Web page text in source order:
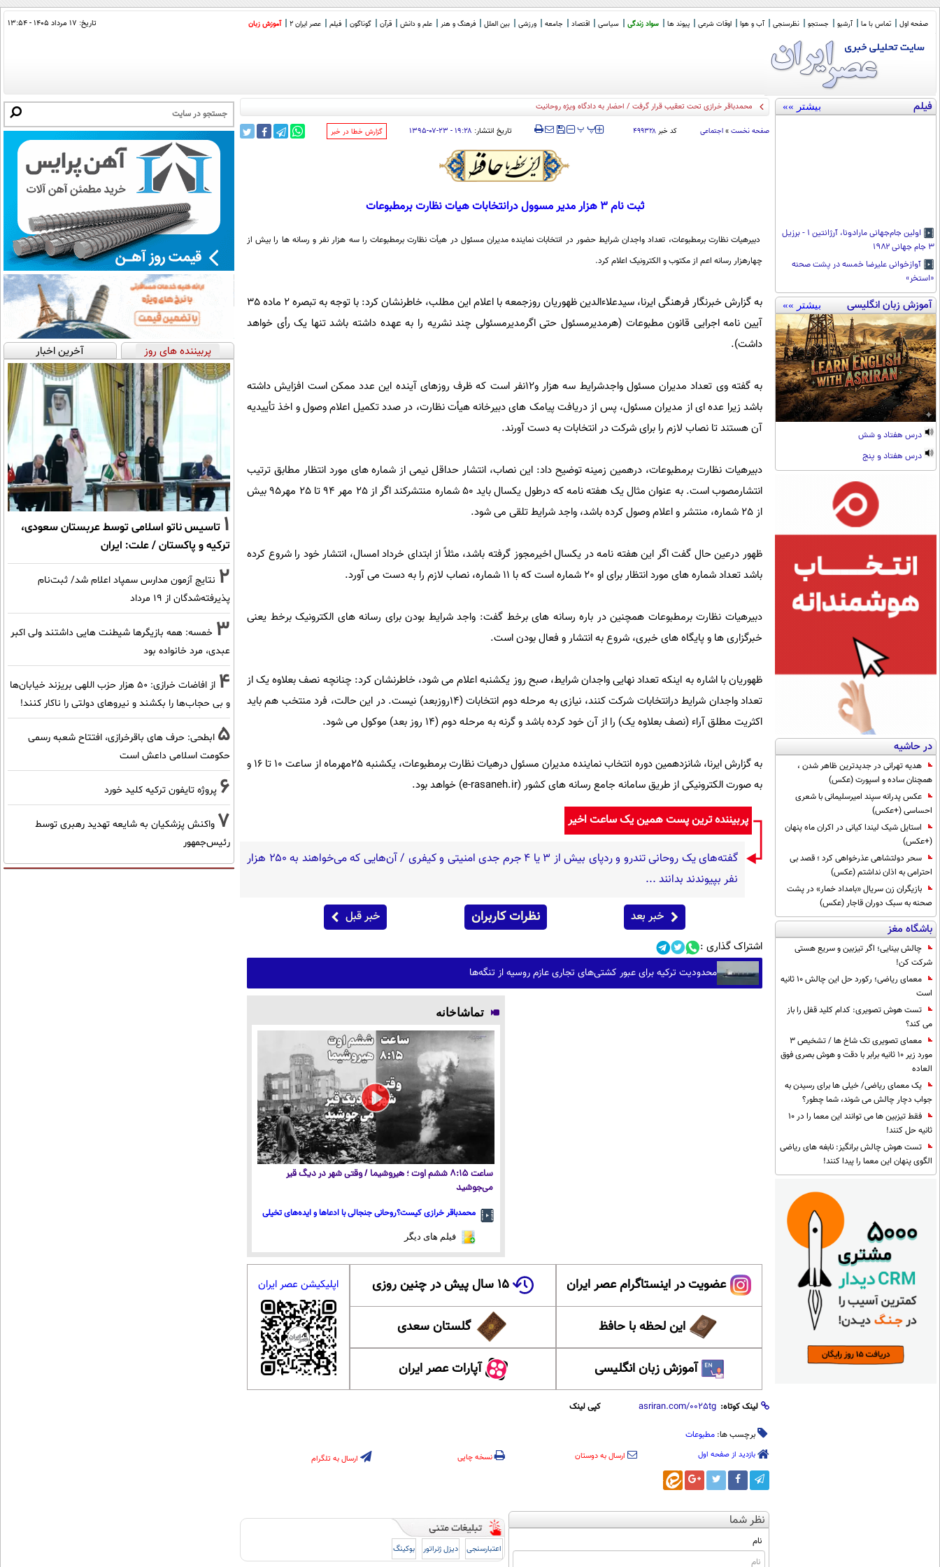
صفحه اول تماس با ما آرشیو جستجو نظرسنجی آب و هوا اوقات شرعی پیوند ها سواد زندگی سیاسی اقتصاد جامعه ورزشی بین الملل فرهنگ و هنر علم و دانش قرآن گوناگون فیلم عصر ایران 2 آموزش زبان تاریخ: ۱۷ مرداد ۱۴۰۵ - ۱۳:۵۴
فیلم بیشتر »»
اولین جام‌جهانی مارادونا، آرژانتین ۱ - برزیل
۳ جام جهانی ۱۹۸۲
آوازخوانی علیرضا خمسه در پشت صحنه
«استخر»
آموزش زبان انگلیسی بیشتر »»
درس هفتاد و شش
درس هفتاد و پنج
در حاشیه
هدیه تهرانی در جدیدترین ظاهر شدن ،
همچنان ساده و اسپورت (عکس)
عکس پدرانه سپند امیرسلیمانی با شعری
احساسی (+عکس)
استایل شیک لیندا کیانی در اکران ماه پنهان
(+عکس)
سحر دولتشاهی عذرخواهی کرد ؛ قصد بی
احترامی به اذان نداشتم (عکس)
بازیگران زن سریال «بامداد خمار» در پشت
صحنه به سبک دوران قاجار (عکس)
باشگاه مغز
چالش بینایی؛ اگر تیزبین و سریع هستی
شرکت کن!
معمای ریاضی؛ رکورد حل این چالش 10 ثانیه
است
تست هوش تصویری: کدام کلید قفل را باز
می کند؟
معمای تصویری تک شاخ ها / تشخیص 3
مورد زیر 10 ثانیه برابر با دقت و هوش بصری فوق
العاده
یک معمای ریاضی/ خیلی ها برای رسیدن به
جواب دچار چالش می شوند، شما چطور؟
فقط تیزبین ها می توانند این معما را در 10
ثانیه حل کنند!
تست هوش چالش برانگیز: نابغه های ریاضی
الگوی پنهان این معما را پیدا کنند!
محمدباقر خرازی تحت تعقیب قرار گرفت / احضار به دادگاه ویژه روحانیت
صفحه نخست » اجتماعی کد خبر ۴۹۹۳۲۸ ‍‍‍ پ پ تاریخ انتشار: ۱۹:۲۸ - ۲۳-۰۷-۱۳۹۵ ‌گزارش خطا در خبر
ثبت نام 3 هزار مدیر مسوول درانتخابات هیات نظارت برمطبوعات
دبیرهیات نظارت برمطبوعات، تعداد واجدان شرایط حضور در انتخابات نماینده مدیران مسئول در هیأت نظارت برمطبوعات را سه هزار نفر و رسانه ها را بیش از
چهارهزار رسانه اعم از مکتوب و الکترونیک اعلام کرد.
به گزارش خبرنگار فرهنگی ایرنا، سیدعلاءالدین ظهوریان روزجمعه با اعلام این مطلب، خاطرنشان کرد: با توجه به تبصره 2 ماده 35
آیین نامه اجرایی قانون مطبوعات (هرمدیرمسئول حتی اگرمدیرمسئولی چند نشریه را به عهده داشته باشد تنها یک رأی خواهد
داشت).
به گفته وی تعداد مدیران مسئول واجدشرایط سه هزار و12نفر است که ظرف روزهای آینده این عدد ممکن است افزایش داشته
باشد زیرا عده ای از مدیران مسئول، پس از دریافت پیامک های دبیرخانه هیأت نظارت، در صدد تکمیل اعلام وصول و اخذ تأییدیه
آن هستند تا نصاب لازم را برای شرکت در انتخابات به دست آورند.
دبیرهیات نظارت برمطبوعات، درهمین زمینه توضیح داد: این نصاب، انتشار حداقل نیمی از شماره های مورد انتظار مطابق ترتیب
انتشارمصوب است. به عنوان مثال یک هفته نامه که درطول یکسال باید 50 شماره منتشرکند اگر از 25 مهر 94 تا 25 مهر95 بیش
از 25 شماره، منتشر و اعلام وصول کرده باشد، واجد شرایط تلقی می شود.
ظهور درعین حال گفت اگر این هفته نامه در یکسال اخیرمجوز گرفته باشد، مثلاً از ابتدای خرداد امسال، انتشار خود را شروع کرده
باشد تعداد شماره های مورد انتظار برای او 20 شماره است که با 11 شماره، نصاب لازم را به دست می آورد.
دبیرهیات نظارت برمطبوعات همچنین در باره رسانه های برخط گفت: واجد شرایط بودن برای رسانه های الکترونیک برخط یعنی
خبرگزاری ها و پایگاه های خبری، شروع به انتشار و فعال بودن است.
ظهوریان با اشاره به اینکه تعداد نهایی واجدان شرایط، صبح روز یکشنبه اعلام می شود، خاطرنشان کرد: چنانچه نصف بعلاوه یک از
تعداد واجدان شرایط درانتخابات شرکت کنند، نیازی به مرحله دوم انتخابات (14روزبعد) نیست. در این حالت، فرد منتخب هم باید
اکثریت مطلق آراء (نصف بعلاوه یک) را از آن خود کرده باشد و گرنه به مرحله دوم (14 روز بعد) موکول می شود.
به گزارش ایرنا، شانزدهمین دوره انتخاب نماینده مدیران مسئول درهیات نظارت برمطبوعات، یکشنبه 25مهرماه از ساعت 10 تا 16 و
به صورت الکترونیکی از طریق سامانه جامع رسانه های کشور (e-rasaneh.ir) خواهد بود.
پربیننده ترین پست همین یک ساعت اخیر
گفته‌های یک روحانی تندرو و ردپای بیش از ۳ یا ۴ جرم جدی امنیتی و کیفری / آن‌هایی که می‌خواهند به ۲۵۰ هزار
نفر بپیوندند بدانند ...
خبر بعد نظرات کاربران خبر قبل
اشتراک گذاری :
محدودیت ترکیه برای عبور کشتی‌های تجاری عازم روسیه از تنگه‌ها
تماشاخانه
ساعت ۸:۱۵ ششم اوت ؛ هیروشیما / وقتی شهر در دیگ قیر
می‌جوشید
محمدباقر خرازی کیست؟روحانی جنجالی با ادعاها و ایده‌های تخیلی
فیلم های دیگر
عضویت در اینستاگرام عصر ایران ۱۵ سال پیش در چنین روزی
این لحظه با حافظ گلستان سعدی
آموزش زبان انگلیسی آپارات عصر ایران
اپلیکیشن عصر ایران
لینک کوتاه: کپی لینک
برچسب ها: مطبوعات
بازدید از صفحه اول ارسال به دوستان نسخه چاپی ارسال به تلگرام
نظر شما
نام
اعتبارسنجی دیزل ژنراتور بوکینگ
پربیننده های روز آخرین اخبار
1 تاسیس ناتو اسلامی توسط عربستان سعودی،
ترکیه و پاکستان / علت: ایران
2 نتایج آزمون مدارس سمپاد اعلام شد/ ثبت‌نام
پذیرفته‌شدگان از ۱۹ مرداد
3 خمسه: همه بازیگرها شیطنت هایی داشتند ولی اکبر
عبدی، مرد خانواده بود
4
از افاضات خرازی: ۵۰ هزار حزب اللهی بریزند خیابان‌ها
و بی حجاب‌ها را بکشند و نیرو‌های دولتی را ناکار کنند!
5 ابطحی: حرف های باقرخرازی، افتتاح شعبه رسمی
حکومت اسلامی داعش است
6 پروژه تایفون ترکیه کلید خورد
7 واکنش پزشکیان به شایعه تهدید رهبری توسط
رئیس‌جمهور